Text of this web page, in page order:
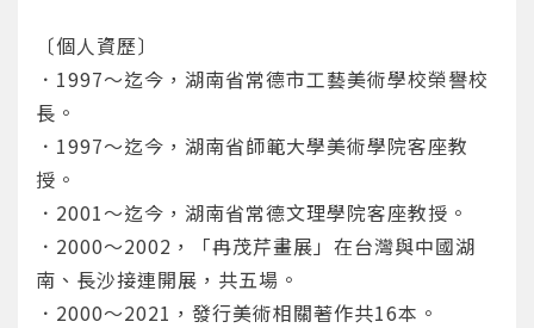
〔個人資歷〕
．1997～迄今，湖南省常德市工藝美術學校榮譽校
長。
．1997～迄今，湖南省師範大學美術學院客座教
授。
．2001～迄今，湖南省常德文理學院客座教授。
．2000～2002，「冉茂芹畫展」在台灣與中國湖
南、長沙接連開展，共五場。
．2000～2021，發行美術相關著作共16本。